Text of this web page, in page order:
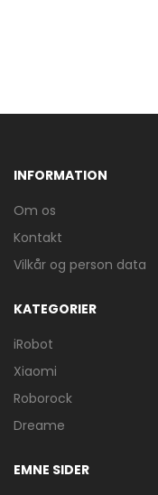
INFORMATION
Om os
Kontakt
Vilkår og person data
KATEGORIER
iRobot
Xiaomi
Roborock
Dreame
EMNE SIDER